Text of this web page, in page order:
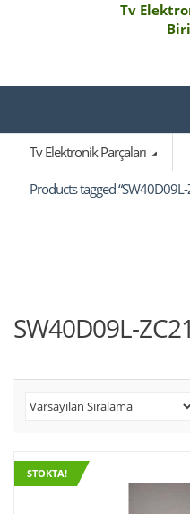
Tv
Tv Elektronik Parçaları
Products tagged
SW40D09L-
STOKTA!